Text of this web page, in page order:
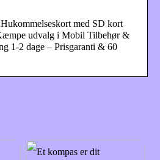
med SD kort
udvalg i Mobil Tilbehør &
1-2 dage – Prisgaranti & 60